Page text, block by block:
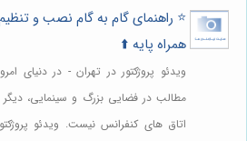
همراه پایه ⬆️
ویدئو پروژکتور در تهران - در دنیای
مطالب در فضایی بزرگ و سینمایی،
اتاق های کنفرانس نیست. ویدئو